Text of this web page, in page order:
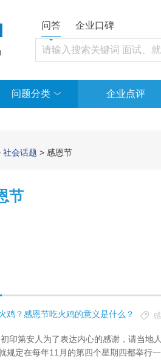
问答 企业口碑
问题分类 企业点评
社会话题 > 感恩节
节
鸡？感恩节吃火鸡的意义是什么？
规定在每年11月的第四个星期四都举行